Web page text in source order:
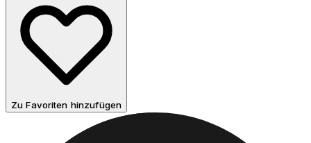
Zu Favoriten hinzufügen